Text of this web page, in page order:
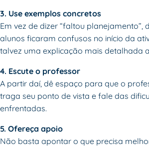
3. Use exemplos concretos
Em vez de dizer “faltou planejamento”,
alunos ficaram confusos no início da
talvez uma explicação mais detalhada
4. Escute o professor
A partir daí, dê espaço para que o
traga seu ponto de vista e fale das
enfrentadas.
5. Ofereça apoio
Não basta apontar o que precisa